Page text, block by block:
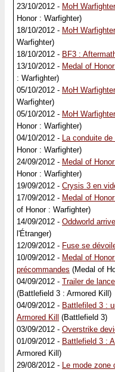
23/10/2012 - MoH
Honor : Warfighter)
18/10/2012 - MoH
Warfighter)
18/10/2012 - BF3 :
13/10/2012 - Medal of
: Warfighter)
05/10/2012 - MoH
Warfighter)
05/10/2012 - MoH
Honor : Warfighter)
04/10/2012 - La conduite
Honor : Warfighter)
24/09/2012 - Medal of
Honor : Warfighter)
19/09/2012 - Crysis 3 en
17/09/2012 - Medal of
of Honor : Warfighter)
14/09/2012 - Oddworld
l'Étranger)
12/09/2012 - Fuse se
10/09/2012 - Medal of
précommandes (Medal of
04/09/2012 - Trailer de
(Battlefield 3 : Armored Kill)
04/09/2012 - Battlefiled 3 :
Armored Kill
(Battlefield 3)
03/09/2012 - Overstrike
01/09/2012 - Battlefield 3 :
Armored Kill)
29/08/2012 - Le mode zone